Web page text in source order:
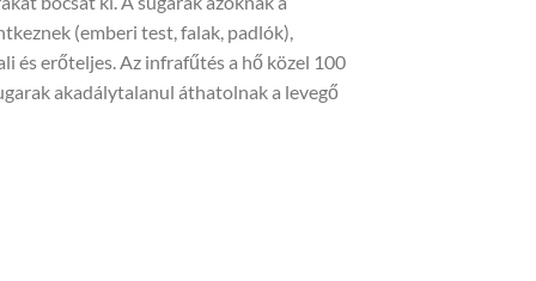
(emberi test, falak, padlók),
és erőteljes. Az infrafűtés a hő közel 100
akadálytalanul áthatolnak a levegő